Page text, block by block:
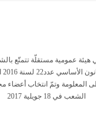
هيئة عمومية مستقلّة تتمتّع
الى المعلومة وتمّ انتخاب
الشعب في 18 جويلية 2017